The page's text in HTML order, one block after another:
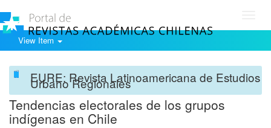
View Item
EURE: Revista Latinoamericana de Estudios
Urbano Regionales
Tendencias electorales de los grupos
indígenas en Chile